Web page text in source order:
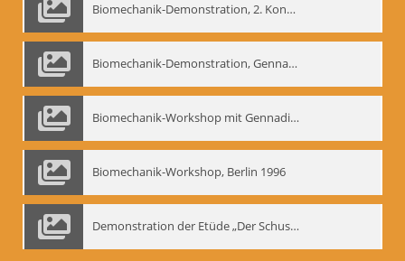
Biomechanik-Demonstration, 2. Kongress der EMF, Mai 1995
Biomechanik-Demonstration, Gennadij Bogdanow im Berliner Ensemble, 04.10.1991
Biomechanik-Workshop mit Gennadij Nikolajewitsch Bogdanow im Mime Centrum Berlin, 1991
Biomechanik-Workshop, Berlin 1996
Demonstration der Etüde „Der Schuss mit dem Bogen“ durch Gennadij Nikolajewitsch Bogdanow, Berlin 1991